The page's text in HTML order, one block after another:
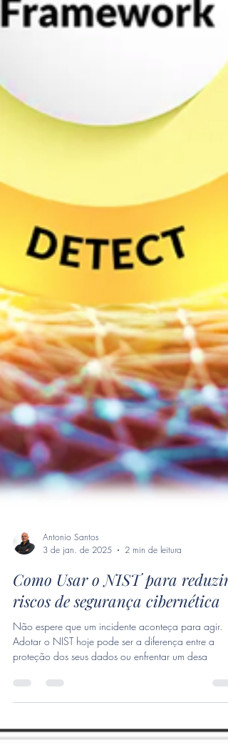
Antonio Santos
3 de jan. de 2025
2 min de leitura
Como Usar o NIST para reduzir
riscos de segurança cibernética
Não espere que um incidente aconteça para agir.
Adotar o NIST hoje pode ser a diferença entre a